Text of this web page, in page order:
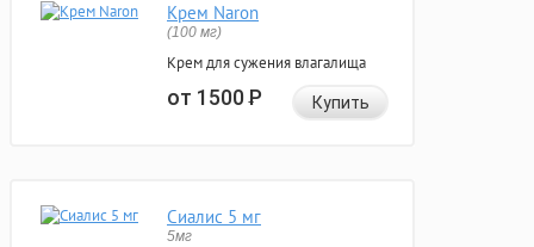
Крем Naron
(100 мг)
Крем для сужения влагалища
от 1500Р Купить
Сиалис 5 мг
5мг